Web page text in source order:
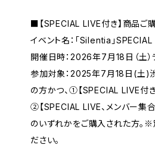
■【SPECIAL LIVE付き】商品ご
イベント名：「Silentia」
開催日時：2026年7月18日（土
参加対象：2025年7月18日(土)
の方かつ、①【SPECIAL LIVE付
②【SPECIAL LIVE、メンバー集
のいずれかをご購入された方。
ださい。